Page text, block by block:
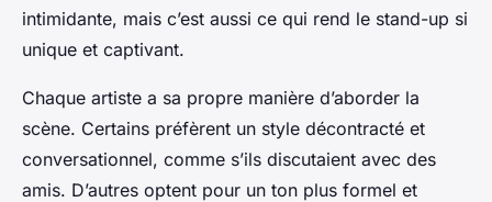
intimidante, mais c’est aussi ce qui rend le stand-up si
unique et captivant.
Chaque artiste a sa propre manière d’aborder la
scène. Certains préfèrent un style décontracté et
conversationnel, comme s’ils discutaient avec des
amis. D’autres optent pour un ton plus formel et